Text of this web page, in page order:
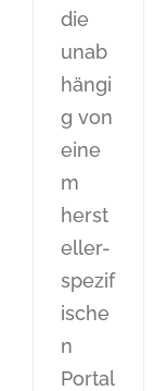
die
unab
hängi
g von
eine
m
herst
eller-
spezif
ische
n
Portal